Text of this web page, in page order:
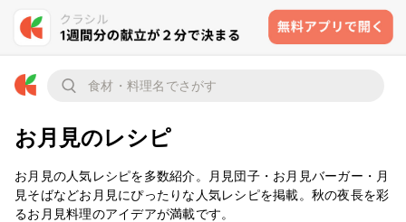
お月見のレシピ
お月見の人気レシピを多数紹介。月見団子・お月見バーガー・月
見そばなどお月見にぴったりな人気レシピを掲載。秋の夜長を彩
るお月見料理のアイデアが満載です。